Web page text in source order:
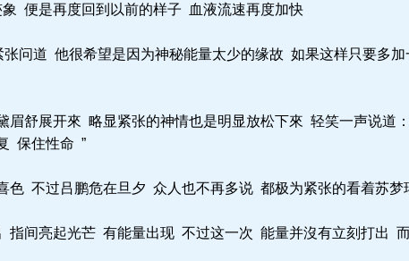
便是再度回到以前的样子 血液流速再度加快
问道 他很希望是因为神秘能量太少的缘故 如果这样只要多
舒展开來 略显紧张的神情也是明显放松下來 轻笑一声说道
保住性命 ”
不过吕鹏危在旦夕 众人也不再多说 都极为紧张的看着苏梦
间亮起光芒 有能量出现 不过这一次 能量并沒有立刻打出